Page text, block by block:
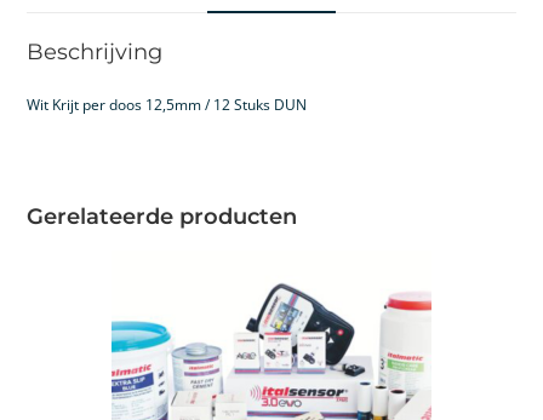
Beschrijving
Wit Krijt per doos 12,5mm / 12 Stuks DUN
Gerelateerde producten